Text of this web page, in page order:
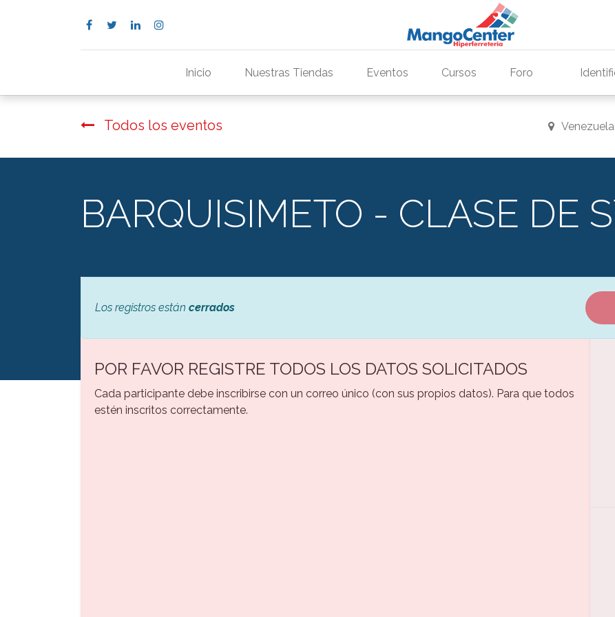
Inicio Nuestras Tiendas Eventos Cursos Foro
Todos los eventos Venezuela
BARQUISIMETO - CLASE DE
Los registros están cerrados
POR FAVOR REGISTRE TODOS LOS DATOS SOLICITADOS
Cada participante debe inscribirse con un correo único (con sus propios datos). Para que todos
estén inscritos correctamente.